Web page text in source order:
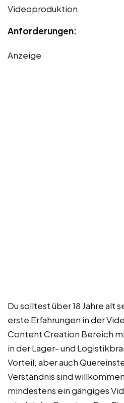
Videoproduktion.
Anforderungen:
Anzeige
Du solltest über 18 Jahre alt
erste Erfahrungen in der
Content Creation Bereich
in der Lager- und
Vorteil, aber auch
Verständnis sind
mindestens ein gängiges